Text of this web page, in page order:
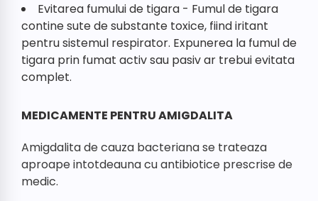
​Evitarea fumului de tigara - Fumul de tigara
contine sute de substante toxice, fiind iritant
pentru sistemul respirator. Expunerea la fumul de
tigara prin fumat activ sau pasiv ar trebui evitata
complet.
MEDICAMENTE PENTRU AMIGDALITA
Amigdalita de cauza bacteriana se trateaza
aproape intotdeauna cu antibiotice prescrise de
medic.